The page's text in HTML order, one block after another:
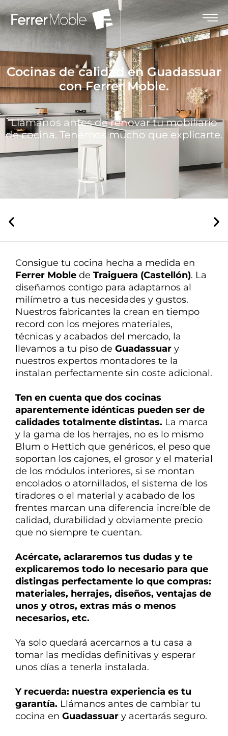
Cocinas de calidad en Guadassuar
con Ferrer Moble.
Llámanos antes de renovar tu mobiliario
de cocina. Tenemos mucho que explicarte.
La mejor atención
decoración te ayuda en todo
Consigue tu cocina hecha a medida en
Ferrer Moble de Traiguera (Castellón). La
diseñamos contigo para adaptarnos al
milímetro a tus necesidades y gustos.
Nuestros fabricantes la crean en tiempo
record con los mejores materiales,
técnicas y acabados del mercado, la
llevamos a tu piso de Guadassuar y
nuestros expertos montadores te la
instalan perfectamente sin coste adicional.
Ten en cuenta que dos cocinas
aparentemente idénticas pueden ser de
calidades totalmente distintas. La marca
y la gama de los herrajes, no es lo mismo
Blum o Hettich que genéricos, el peso que
soportan los cajones, el grosor y el material
de los módulos interiores, si se montan
encolados o atornillados, el sistema de los
tiradores o el material y acabado de los
frentes marcan una diferencia increíble de
calidad, durabilidad y obviamente precio
que no siempre te cuentan.
Acércate, aclararemos tus dudas y te
explicaremos todo lo necesario para que
distingas perfectamente lo que compras:
materiales, herrajes, diseños, ventajas de
unos y otros, extras más o menos
necesarios, etc.
Ya solo quedará acercarnos a tu casa a
tomar las medidas definitivas y esperar
unos días a tenerla instalada.
Y recuerda: nuestra experiencia es tu
garantía. Llámanos antes de cambiar tu
cocina en Guadassuar y acertarás seguro.